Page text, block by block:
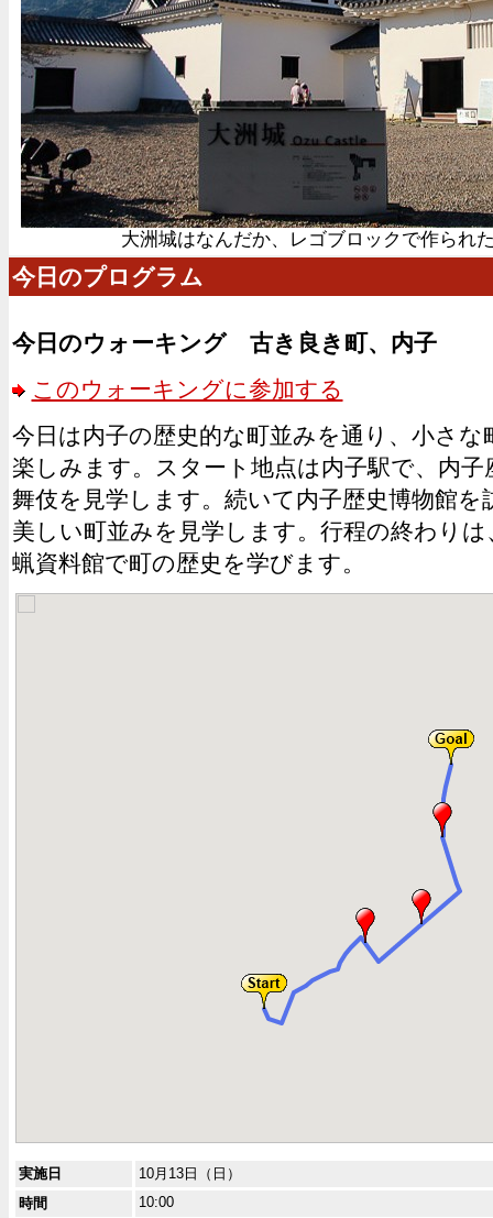
大洲城はなんだか、レゴブロックで作られ
今日のプログラム
今日のウォーキング 古き良き町、内子
このウォーキングに参加する
今日は内子の歴史的な町並みを通り、小さな
楽しみます。スタート地点は内子駅で、内
舞伎を見学します。続いて内子歴史博物館を
美しい町並みを見学します。行程の終わり
蝋資料館で町の歴史を学びます。
実施日
10月13日（日）
時間
10:00